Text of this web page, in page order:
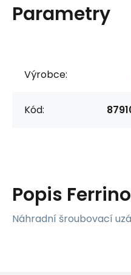
Parametry
Výrobce:
Kód:
Popis
Náhradní šroubovací